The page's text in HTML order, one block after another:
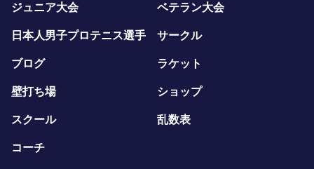
ジュニア大会 ベテラン大会
日本人男子プロテニス選手 サークル
ブログ ラケット
壁打ち場 ショップ
スクール 乱数表
コーチ